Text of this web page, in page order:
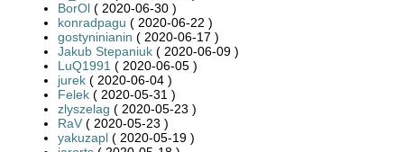
BorOl ( 2020-06-30 )
konradpagu ( 2020-06-22 )
gostyninianin ( 2020-06-17 )
Jakub Stepaniuk ( 2020-06-09 )
LuQ1991 ( 2020-06-05 )
jurek ( 2020-06-04 )
Felek ( 2020-05-31 )
zlyszelag ( 2020-05-23 )
RaV ( 2020-05-23 )
yakuzapl ( 2020-05-19 )